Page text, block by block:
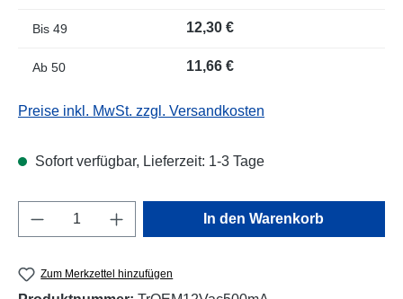
Bis 49 12,30 €
Ab 50 11,66 €
Preise inkl. MwSt. zzgl. Versandkosten
Sofort verfügbar, Lieferzeit: 1-3 Tage
Produkt Anzahl: Gib den gewünschten
In den Warenkorb
Zum Merkzettel hinzufügen